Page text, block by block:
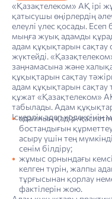
«Қазақтелеком» АҚ ірі
қатысушы өңірлердің
елеулі үлес қосады.
мыңға жуық адамды
адам құқықтарын сақтау
жүктейді.
заңнамасына және
құқықтарын сақтау
адам құқықтарын сақтау
құжат «Қазақтелеком»
табылады. Адам
Іскерлік әдеп
адамның қадір-
бостандығын
асыру үшін тең
сенім білдіру;
жұмыс орнындағы
келген түрін, жалпы
тұрғысынан қорлау
фактілерін жою.